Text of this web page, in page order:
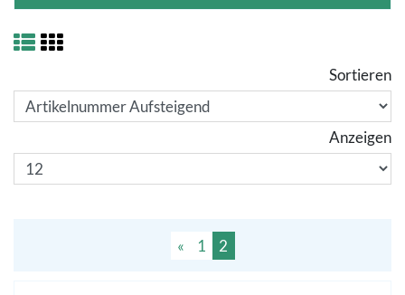
Sortieren
Anzeigen
« 1 2